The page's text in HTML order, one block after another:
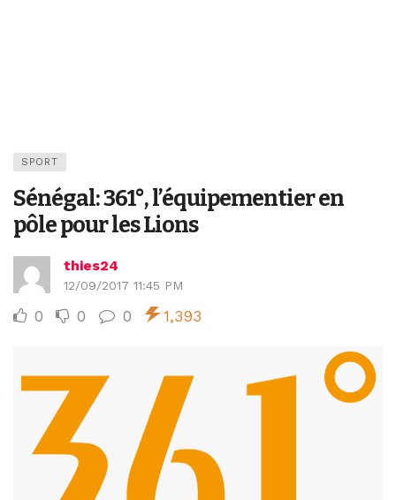
SPORT
Sénégal: 361°, l’équipementier en
pôle pour les Lions
thies24
12/09/2017 11:45 PM
0 0 0 1,393